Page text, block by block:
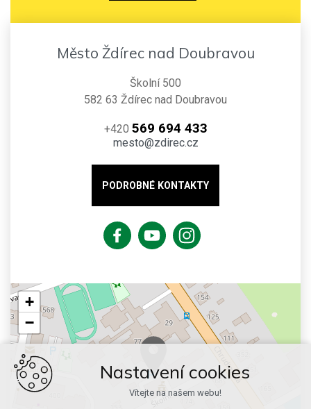
Město Ždírec nad Doubravou
Školní 500
582 63 Ždírec nad Doubravou
+420 569 694 433
mesto@zdirec.cz
PODROBNÉ KONTAKTY
+
−
Nastavení cookies
Vítejte na našem webu!